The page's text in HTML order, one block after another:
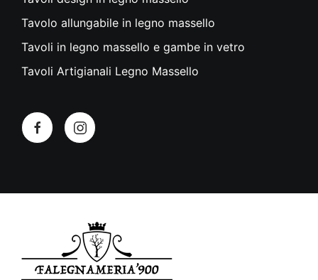
Tavolo allungabile in legno massello
Tavoli in legno massello e gambe in vetro
Tavoli Artigianali Legno Massello